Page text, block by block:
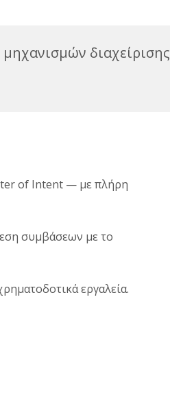
διαχείρισης
of Intent — με πλήρη
συμβάσεων με το
εργαλεία.